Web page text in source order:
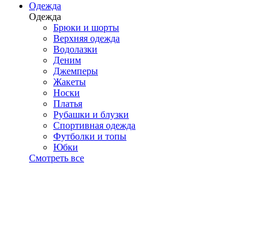
Одежда
Одежда
Брюки и шорты
Верхняя одежда
Водолазки
Деним
Джемперы
Жакеты
Носки
Платья
Рубашки и блузки
Спортивная одежда
Футболки и топы
Юбки
Смотреть все